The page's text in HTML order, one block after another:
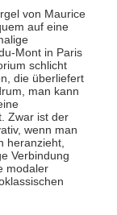
von Maurice
auf eine
Mont in Paris
schlicht
die überliefert
man kann
Zwar ist der
wenn man
heranzieht,
Verbindung
modaler